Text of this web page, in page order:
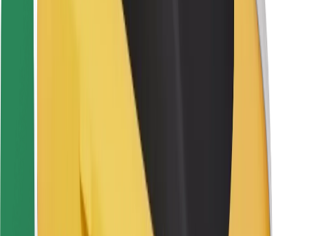
Dónde estamos
Soluciones para las ciudades
Estaciones de carga de Bolt
Para repartidores
Bolt Food